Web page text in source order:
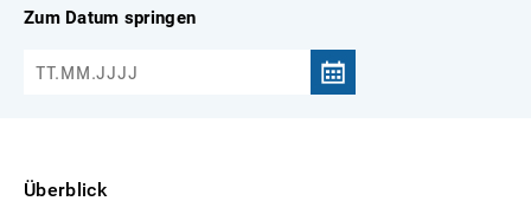
Zum Datum springen
Überblick